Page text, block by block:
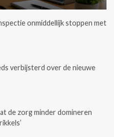
onmiddellijk stoppen met
verbijsterd over de nieuwe
de zorg minder domineren